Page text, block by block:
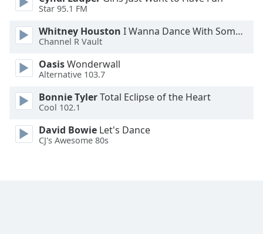
Edge
Family
Reset
Close
Modal
Dialog
Star 95.1 FM
Whitney Houston I Wanna Dance With Somebody
Channel R Vault
OasisWonderwall
Alternative 103.7
Bonnie TylerTotal Eclipse of the Heart
Cool 102.1
David Bowie Let's Dance
CJ's Awesome 80s